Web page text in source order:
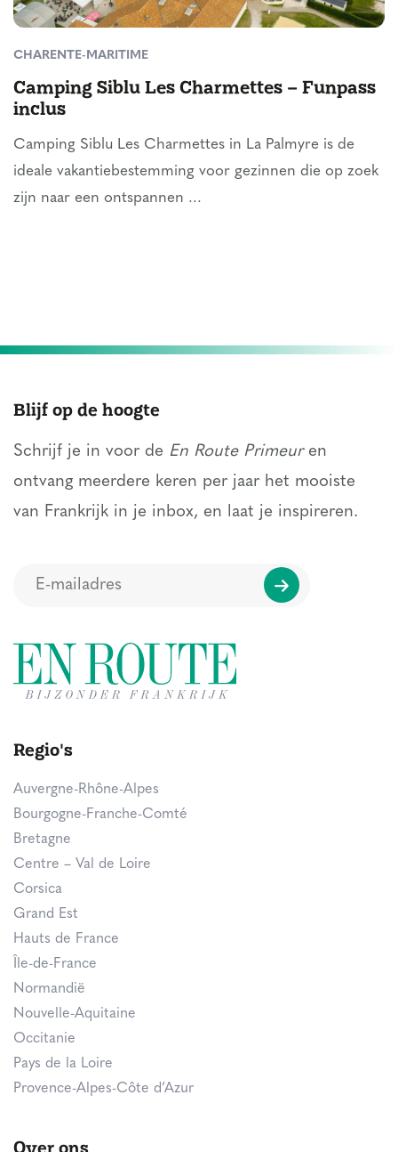
CHARENTE-MARITIME
Camping Siblu Les Charmettes – Funpass
inclus
Camping Siblu Les Charmettes in La Palmyre is de
ideale vakantiebestemming voor gezinnen die op zoek
zijn naar een ontspannen ...
Blijf op de hoogte
Schrijf je in voor de En Route Primeuren
ontvang meerdere keren per jaar het mooiste
van Frankrijk in je inbox, en laat je inspireren.
Regio's
Auvergne-Rhône-Alpes
Bourgogne-Franche-Comté
Bretagne
Centre – Val de Loire
Corsica
Grand Est
Hauts de France
Île-de-France
Normandië
Nouvelle-Aquitaine
Occitanie
Pays de la Loire
Provence-Alpes-Côte d’Azur
Over ons